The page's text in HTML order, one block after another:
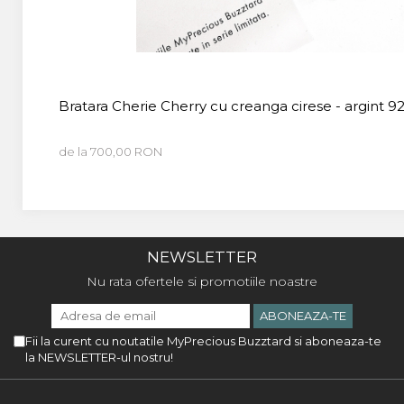
Bratara Cherie Cherry cu creanga cirese - argint
de la 700,00 RON
NEWSLETTER
Nu rata ofertele si promotiile noastre
Fii la curent cu noutatile MyPrecious Buzztard si aboneaza-te
la NEWSLETTER-ul nostru!